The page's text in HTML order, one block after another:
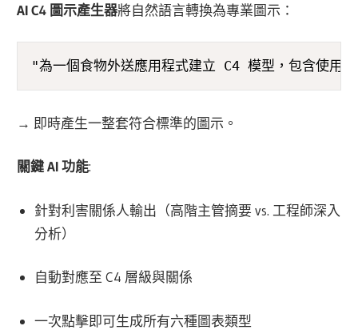
AI C4 圖示產生器將自然語言轉換為專業圖示：
"為一個食物外送應用程式建立 C4 模型，包含使用
→ 即時產生一整套符合標準的圖示。
關鍵 AI 功能:
針對利害關係人輸出（高階主管摘要 vs. 工程師深入
分析）
自動對應至 C4 層級與關係
一次點擊即可生成所有六種圖表類型